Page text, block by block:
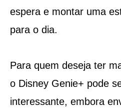
espera e montar uma
para o dia.
Para quem deseja ter
o Disney Genie+ pode
interessante, embora